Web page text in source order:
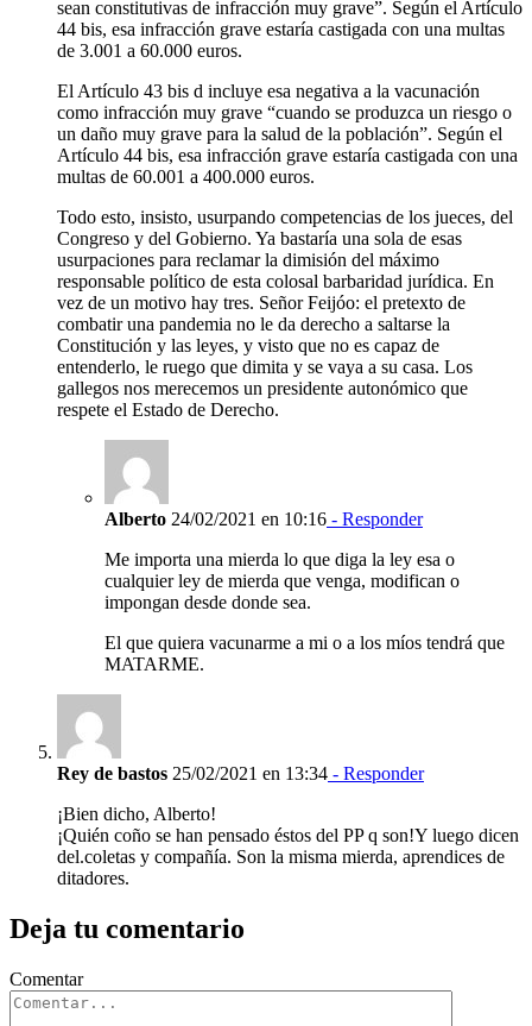
sean constitutivas de infracción muy grave”. Según el Artículo
44 bis, esa infracción grave estaría castigada con una multas
de 3.001 a 60.000 euros.
El Artículo 43 bis d incluye esa negativa a la vacunación
como infracción muy grave “cuando se produzca un riesgo o
un daño muy grave para la salud de la población”. Según el
Artículo 44 bis, esa infracción grave estaría castigada con una
multas de 60.001 a 400.000 euros.
Todo esto, insisto, usurpando competencias de los jueces, del
Congreso y del Gobierno. Ya bastaría una sola de esas
usurpaciones para reclamar la dimisión del máximo
responsable político de esta colosal barbaridad jurídica. En
vez de un motivo hay tres. Señor Feijóo: el pretexto de
combatir una pandemia no le da derecho a saltarse la
Constitución y las leyes, y visto que no es capaz de
entenderlo, le ruego que dimita y se vaya a su casa. Los
gallegos nos merecemos un presidente autonómico que
respete el Estado de Derecho.
Alberto 24/02/2021 en 10:16 - Responder
Me importa una mierda lo que diga la ley esa o
cualquier ley de mierda que venga, modifican o
impongan desde donde sea.
El que quiera vacunarme a mi o a los míos tendrá que
MATARME.
Rey de bastos 25/02/2021 en 13:34 - Responder
¡Bien dicho, Alberto!
¡Quién coño se han pensado éstos del PP q son!Y luego dicen
del.coletas y compañía. Son la misma mierda, aprendices de
ditadores.
Deja tu comentario
Comentar